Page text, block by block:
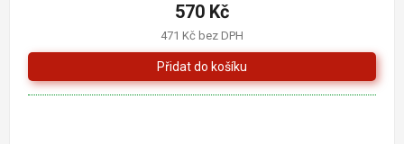
471 Kč bez DPH
570 Kč